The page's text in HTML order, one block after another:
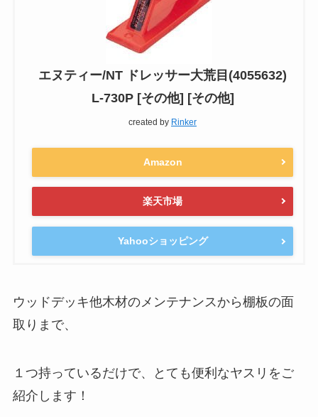
エヌティー/NT ドレッサー大荒目(4055632)
L-730P [その他] [その他]
created by Rinker
Amazon
楽天市場
Yahooショッピング
ウッドデッキ他木材のメンテナンスから棚板の面
取りまで、
１つ持っているだけで、とても便利なヤスリをご
紹介します！